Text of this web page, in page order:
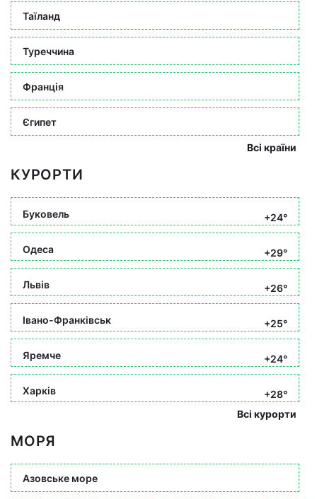
Таїланд
Туреччина
Франція
Єгипет
Всі країни
КУРОРТИ
Буковель +24°
Одеса +29°
Львів +26°
Івано-Франківськ +25°
Яремче +24°
Харків
+28°
Всі курорти
МОРЯ
Азовське море